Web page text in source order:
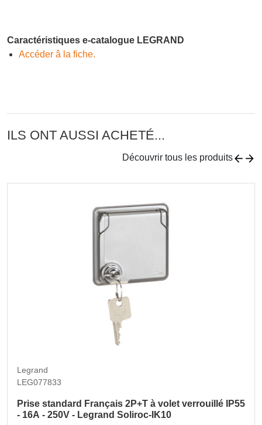
Caractéristiques e-catalogue LEGRAND
Accéder â la fiche.
ILS ONT AUSSI ACHETÉ...
Découvrir tous les produits
Legrand
LEG077833
Prise standard Français 2P+T à volet verrouillé IP55
- 16A - 250V - Legrand Soliroc-IK10